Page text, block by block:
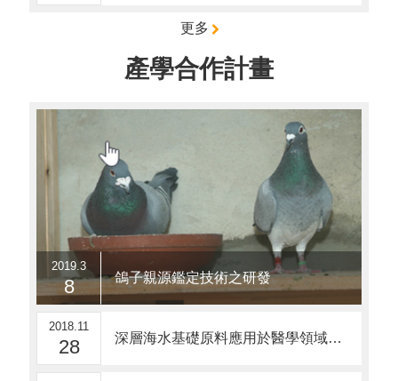
更多
產學合作計畫
2019.3
8 鴿子親源鑑定技術之研發
2018.11
28 深層海水基礎原料應用於醫學領域之可行性研究 (機能性深層海水飲用水保護心血管功效探討與開發)